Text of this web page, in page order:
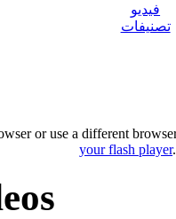
فيديو
تصنيفات
or use a different
your flash player.